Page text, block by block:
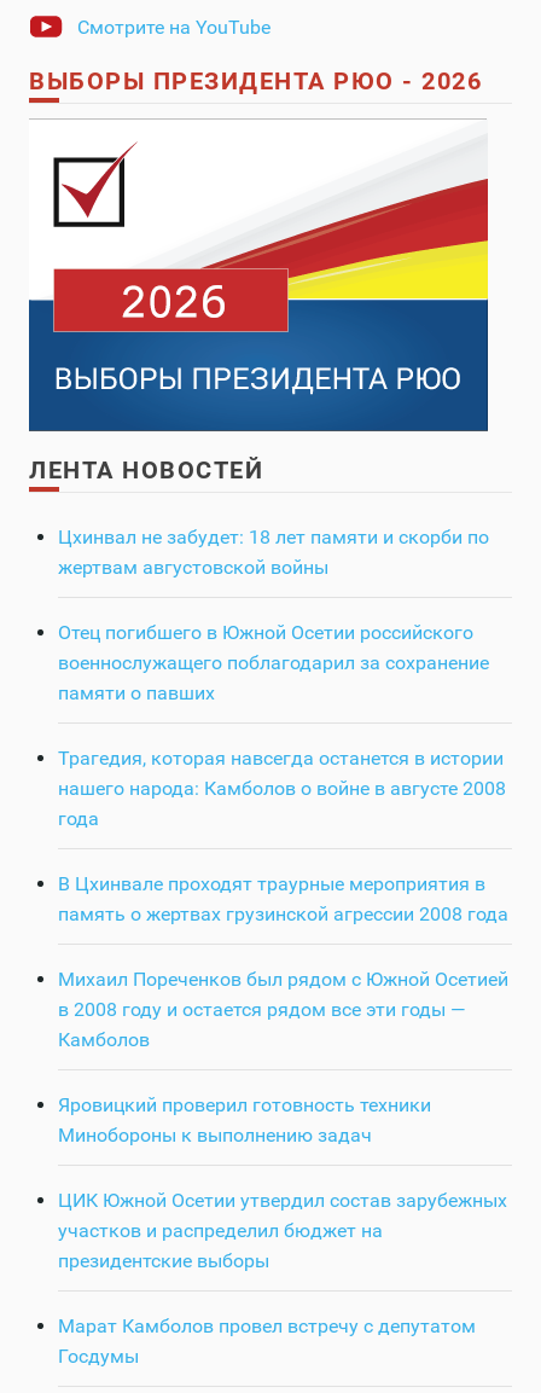
Смотрите на YouTube
ВЫБОРЫ ПРЕЗИДЕНТА РЮО - 2026
ЛЕНТА НОВОСТЕЙ
Цхинвал не забудет: 18 лет памяти и скорби по
жертвам августовской войны
Отец погибшего в Южной Осетии российского
военнослужащего поблагодарил за сохранение
памяти о павших
Трагедия, которая навсегда останется в истории
нашего народа: Камболов о войне в августе 2008
года
В Цхинвале проходят траурные мероприятия в
память о жертвах грузинской агрессии 2008 года
Михаил Пореченков был рядом с Южной Осетией
в 2008 году и остается рядом все эти годы —
Камболов
Яровицкий проверил готовность техники
Минобороны к выполнению задач
ЦИК Южной Осетии утвердил состав зарубежных
участков и распределил бюджет на
президентские выборы
Марат Камболов провел встречу с депутатом
Госдумы